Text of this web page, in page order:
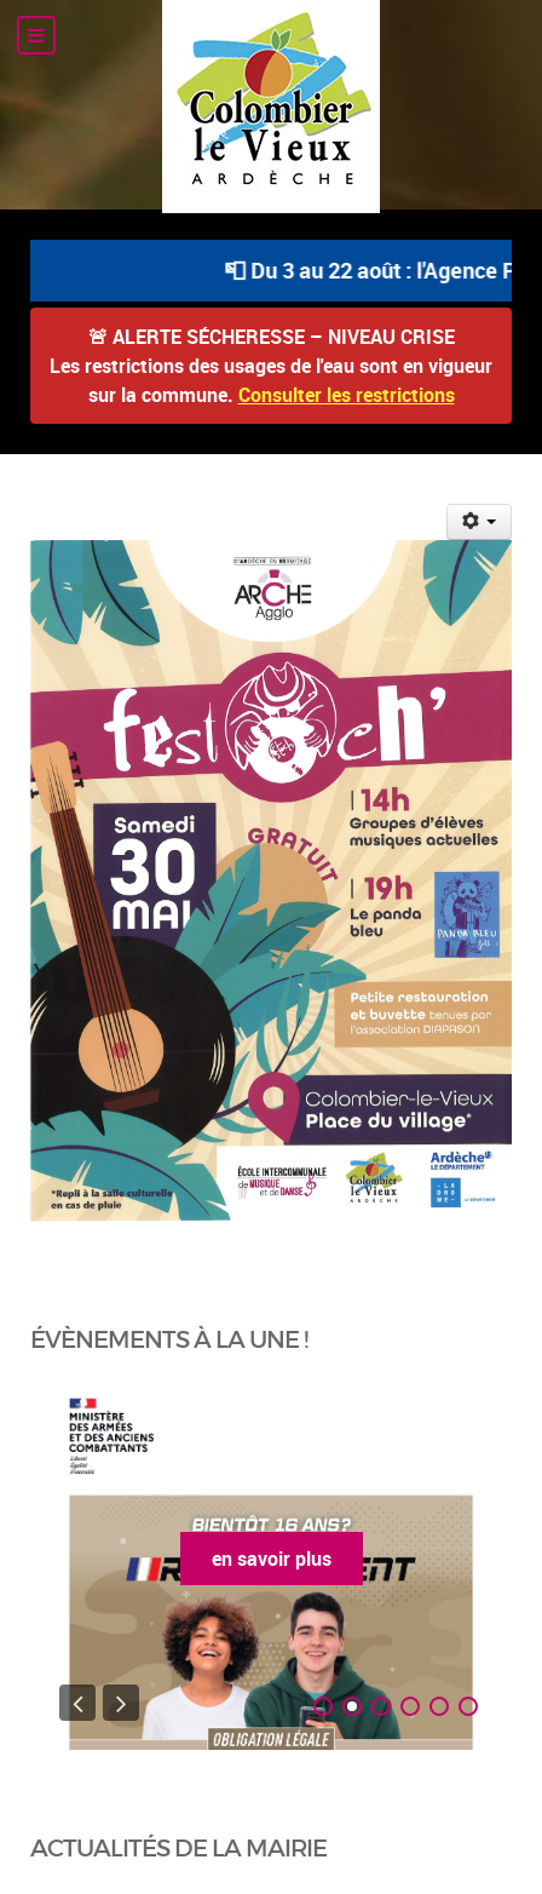
📮 Du 3 au 22 août : l'Agence
🚨 ALERTE SÉCHERESSE – NIVEAU CRISE
Les restrictions des usages de l'eau sont en vigueur
sur la commune. Consulter les restrictions
ÉVÈNEMENTS À LA UNE !
en savoir plus
ACTUALITÉS DE LA MAIRIE